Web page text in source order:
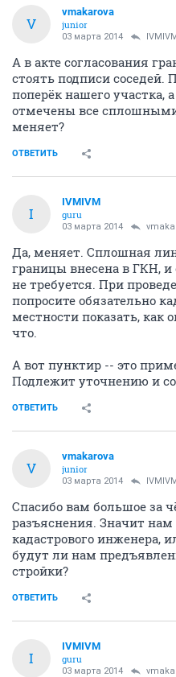
V
vmakarova
junior
03 марта 2014
А в акте согласования
стоять подписи соседей.
поперёк нашего участка,
отмечены все
меняет?
ОТВЕТИТЬ
I
IVMIVM
guru
03 марта 2014
Да, меняет. Сплошная
границы внесена в ГКН, и
не требуется. При
попросите обязательно
местности показать, как
что.
А вот пунктир -- это
Подлежит уточнению и
ОТВЕТИТЬ
V
vmakarova
junior
03 марта 2014
Спасибо вам большое за
разъяснения. Значит
кадастрового инженера,
будут ли нам
стройки?
ОТВЕТИТЬ
I
IVMIVM
guru
03 марта 2014